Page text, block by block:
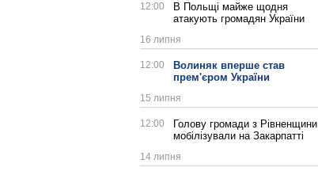
12:00
В Польщі майже щодня
атакують громадян України
16 липня
12:00
Волиняк вперше став
прем'єром України
15 липня
12:00
Голову громади з Рівненщини
мобілізували на Закарпатті
14 липня